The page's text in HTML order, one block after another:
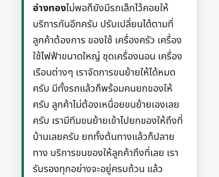
อ่างทองไม่พอก็ยังมีรถเล็กไว้คอยให้
บริการกันอีกครับ ปรับเปลี่ยนได้ตามที่
ลูกค้าต้องการ ของใช้ เครื่องครัว เครื่อง
ใช้ไฟฟ้าขนาดใหญ่ ชุดเครื่องนอน เครื่อง
เรือนต่างๆ เราจัดการขนย้ายให้ได้หมด
ครับ มีทั้งรถแล้วก็พร้อมคนยกของให้
ครับ ลูกค้าไม่ต้องเหนื่อยขนย้ายเองเลย
ครับ เรามีทีมขนย้ายเข้าไปยกของให้ถึงที่
บ้านเลยครับ ยกทั้งต้นทางแล้วก็ปลาย
ทาง บริการขนของให้ลูกค้าถึงที่เลย เรา
รับรองทุกอย่างจะอยู่ครบถ้วน แล้ว